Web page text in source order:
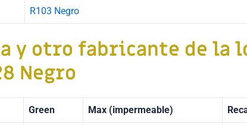
R103 Negro
y otro fabricante de la
Negro
Green Max (impermeable)